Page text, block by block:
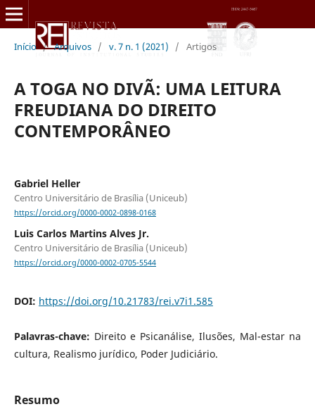
Início / Arquivos / v. 7 n. 1 (2021) / Artigos
A TOGA NO DIVÃ: UMA LEITURA
FREUDIANA DO DIREITO
CONTEMPORÂNEO
Gabriel Heller
Centro Universitário de Brasília (Uniceub)
https://orcid.org/0000-0002-0898-0168
Luis Carlos Martins Alves Jr.
Centro Universitário de Brasília (Uniceub)
https://orcid.org/0000-0002-0705-5544
DOI: https://doi.org/10.21783/rei.v7i1.585
Palavras-chave: Direito e Psicanálise, Ilusões, Mal-estar na
cultura, Realismo jurídico, Poder Judiciário.
Resumo